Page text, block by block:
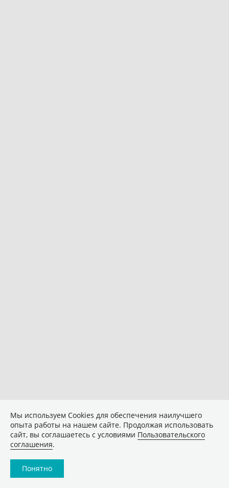
Мы используем Сookies для обеспечения наилучшего
опыта работы на нашем сайте. Продолжая использовать
сайт, вы соглашаетесь с условиями Пользовательского
соглашения.
Понятно